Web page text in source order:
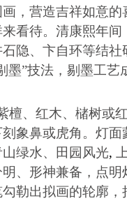
，营造吉祥如意的
看待。清康熙年间
隐、卞自环等结
墨”技法，剔墨工艺
檀、红木、槠树或
象鼻或虎角。灯
绿水、田园风光,
、形神兼备，点明
勒出拟画的轮廓